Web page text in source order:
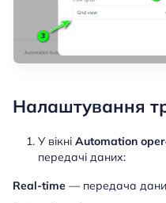
Налаштування
У вікні Automation
передачі даних:
Real-time — передача